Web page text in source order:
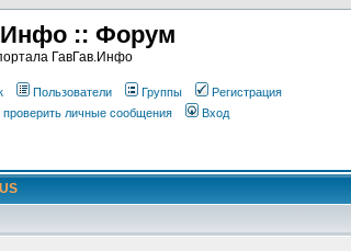
:: Форум
ГавГав.Инфо
Пользователи Группы
Регистрация
проверить личные сообщения Вход